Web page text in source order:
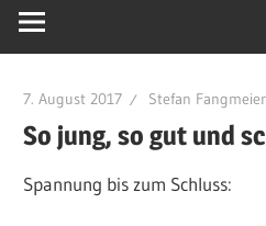
7. August 2017 Stefan Fangmeier
So jung, so gut und
Spannung bis zum Schluss: